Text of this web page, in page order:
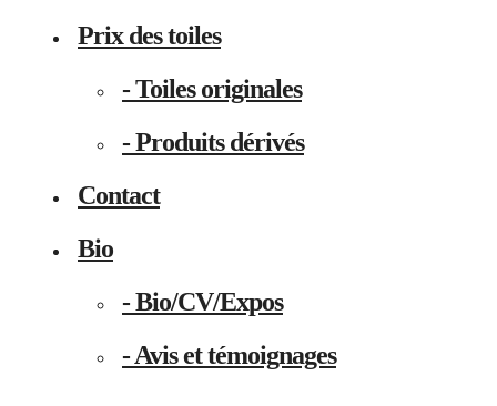
Prix des toiles
- Toiles originales
- Produits dérivés
Contact
Bio
- Bio/CV/Expos
- Avis et témoignages